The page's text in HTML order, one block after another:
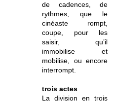
de cadences, de
rythmes, que le
cinéaste rompt,
coupe, pour les
saisir, qu’il
immobilise et
mobilise, ou encore
interrompt.
trois actes
La division en trois